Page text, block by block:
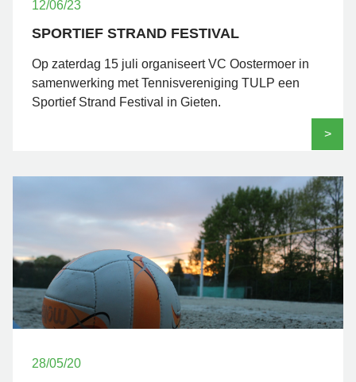
12/06/23
SPORTIEF STRAND FESTIVAL
Op zaterdag 15 juli organiseert VC Oostermoer in
samenwerking met Tennisvereniging TULP een
Sportief Strand Festival in Gieten.
>
28/05/20